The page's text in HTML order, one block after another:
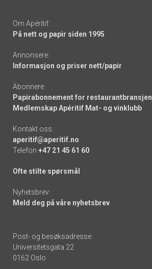
Om Apéritif:
På nett og papir siden 1995
Annonsere:
Informasjon og priser nett/papir
Abonnere:
Papirabonnement for restaurantbransjen
Medlemskap Apéritif Mat- og vinklubb
Kontakt oss:
aperitif@aperitif.no
Telefon +47 21 45 61 60
Ofte stilte spørsmål
Nyhetsbrev:
Meld deg på våre nyhetsbrev
Post- og besøksadresse:
Universitetsgata 22
0162 Oslo